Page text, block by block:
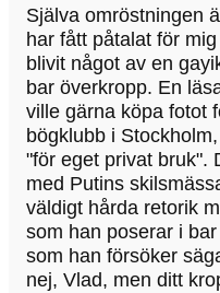
Själva omröstningen
har fått påtalat för
blivit något av en
bar överkropp. En
ville gärna köpa fotot
bögklubb i
"för eget privat bruk".
med Putins
väldigt hårda retorik
som han poserar i
som han försöker
nej, Vlad, men ditt